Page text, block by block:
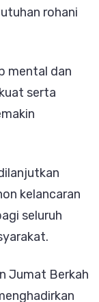
rohani
mental dan
serta
kelancaran
seluruh
Jumat Berkah